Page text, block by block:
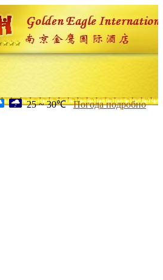
25 ~ 30℃ Погода подробно